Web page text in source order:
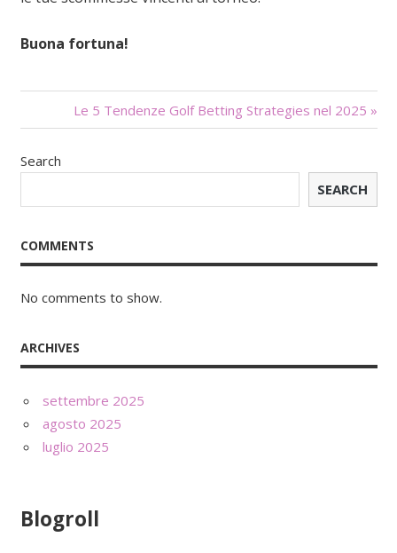
Buona fortuna!
Navigazione
articoli
Le 5 Tendenze Golf Betting Strategies nel 2025 »
Search
SEARCH
COMMENTS
No comments to show.
ARCHIVES
settembre 2025
agosto 2025
luglio 2025
Blogroll